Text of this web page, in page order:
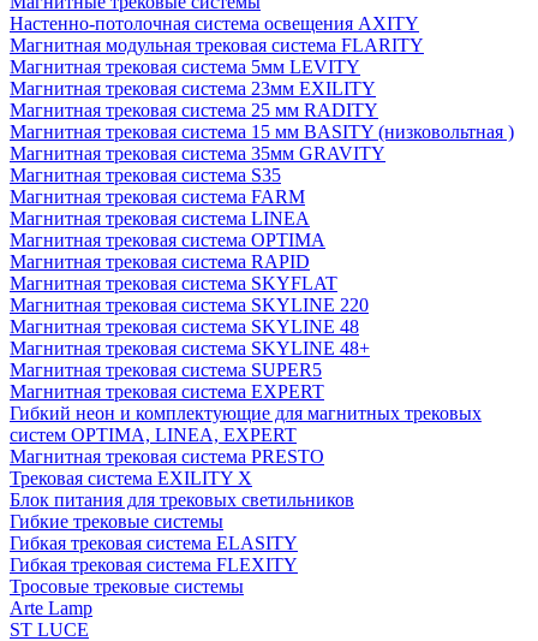
Настенно-потолочная система освещения AXITY
Магнитная модульная трековая система FLARITY
Магнитная трековая система 5мм LEVITY
Магнитная трековая система 23мм EXILITY
Магнитная трековая система 25 мм RADITY
Магнитная трековая система 15 мм BASITY (низковольтная )
Магнитная трековая система 35мм GRAVITY
Магнитная трековая система S35
Магнитная трековая система FARM
Магнитная трековая система LINEA
Магнитная трековая система OPTIMA
Магнитная трековая система RAPID
Магнитная трековая система SKYFLAT
Магнитная трековая система SKYLINE 220
Магнитная трековая система SKYLINE 48
Магнитная трековая система SKYLINE 48+
Магнитная трековая система SUPER5
Магнитная трековая система EXPERT
Гибкий неон и комплектующие для магнитных трековых
систем OPTIMA, LINEA, EXPERT
Магнитная трековая система PRESTO
Трековая система EXILITY X
Блок питания для трековых светильников
Гибкие трековые системы
Гибкая трековая система ELASITY
Гибкая трековая система FLEXITY
Тросовые трековые системы
Arte Lamp
ST LUCE